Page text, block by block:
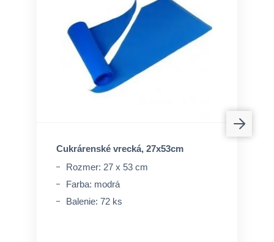
Cukrárenské vrecká, 27x53cm
Rozmer: 27 x 53 cm
Farba: modrá
Balenie: 72 ks